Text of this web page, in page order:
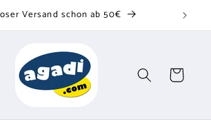
Versand schon ab 50€
Warenkorb